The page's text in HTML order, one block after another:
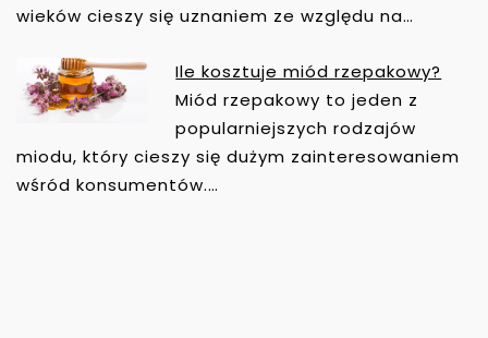
wieków cieszy się uznaniem ze względu na…
Ile kosztuje miód rzepakowy?
Miód rzepakowy to jeden z
popularniejszych rodzajów
miodu, który cieszy się dużym zainteresowaniem
wśród konsumentów.…